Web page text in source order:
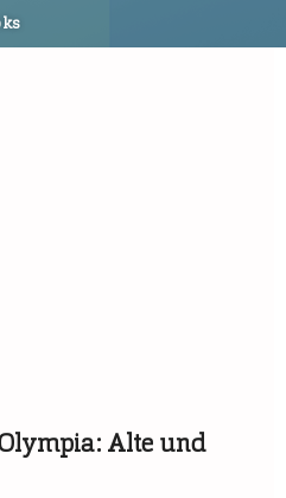
Alte und